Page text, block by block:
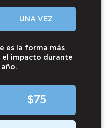
UNA VEZ
es la forma más
impacto durante
$75